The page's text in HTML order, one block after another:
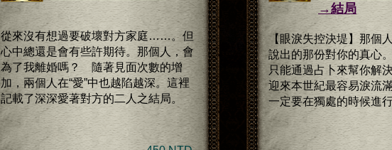
從來沒有想過要破壞對方家庭……。但
心中總還是會有些許期待。那個人，會
為了我離婚嗎？ 隨著見面次數的增
加，兩個人在“愛”中也越陷越深。這裡
記載了深深愛著對方的二人之結局。
→結局
【眼淚失控決堤】那個
說出的那份對你的真心
只能通過占卜來幫你解
迎來本世紀最容易淚流
一定要在獨處的時候進